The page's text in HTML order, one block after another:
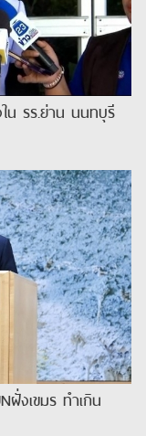
น รร.ย่าน นนทบุรี
งเขมร ทำเกิน